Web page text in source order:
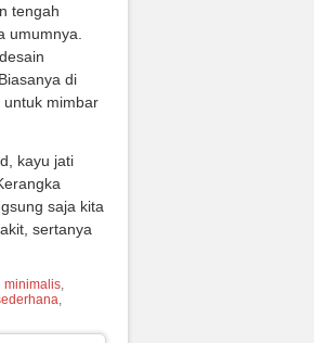
tengah
umumnya.
di
untuk mimbar
kayu jati
saja kita
sertanya
minimalis